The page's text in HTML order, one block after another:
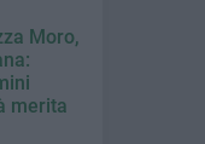
Moro,
merita